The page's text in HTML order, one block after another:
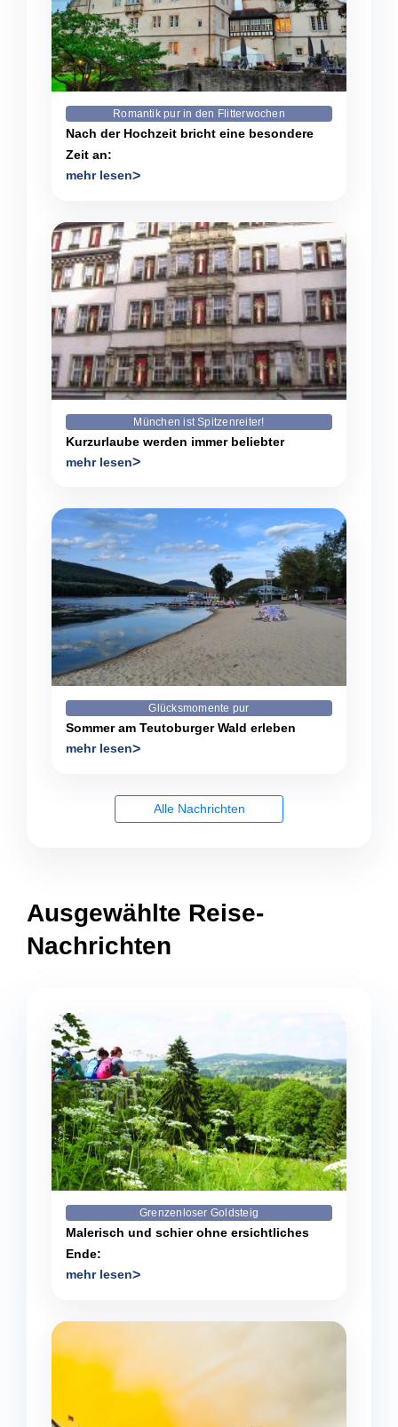
Romantik pur in den Flitterwochen
Nach der Hochzeit bricht eine besondere
Zeit an:
mehr lesen
München ist Spitzenreiter!
Kurzurlaube werden immer beliebter
mehr lesen
Glücksmomente pur
Sommer am Teutoburger Wald erleben
mehr lesen
Alle Nachrichten
Ausgewählte Reise-
Nachrichten
Grenzenloser Goldsteig
Malerisch und schier ohne ersichtliches
Ende:
mehr lesen